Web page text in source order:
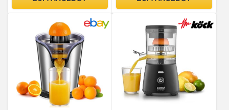
Tropfschutzsystem,